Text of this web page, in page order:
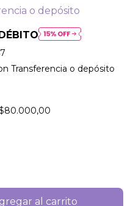
o depósito
Transferencia o depósito